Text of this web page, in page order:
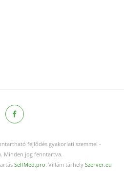
fejlődés gyakorlati szemmel -
Minden jog fenntartva.
SelfMed.pro. Villám tárhely Szerver.eu